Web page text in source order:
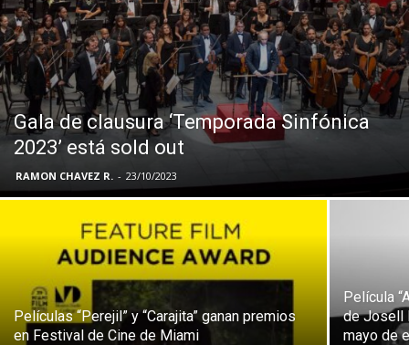
Gala de clausura ‘Temporada Sinfónica
2023’ está sold out
RAMON CHAVEZ R. - 23/10/2023
Películas “Perejil” y “Carajita” ganan premios
en Festival de Cine de Miami
Película
de Josell
mayo de